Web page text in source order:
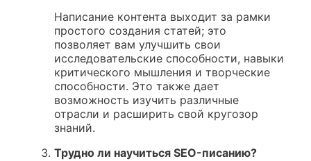
Написание контента выходит за рамки
простого создания статей; это
позволяет вам улучшить свои
исследовательские способности, навыки
критического мышления и творческие
способности. Это также дает
возможность изучить различные
отрасли и расширить свой кругозор
знаний.
Трудно ли научиться SEO-писанию?